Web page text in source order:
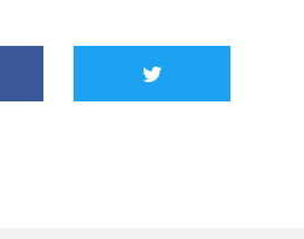
oknie)